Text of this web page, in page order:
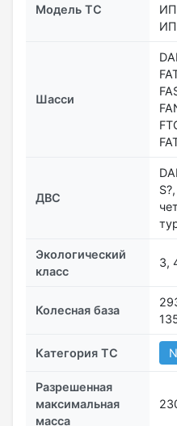
Модель ТС
Шасси
ДВС
Экологический
класс
3,
Колесная база
Категория ТС
Разрешенная
максимальная
масса